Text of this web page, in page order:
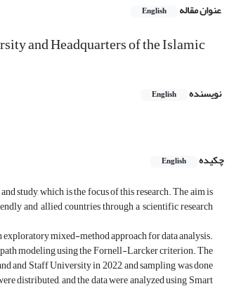
عنوان مقاله English
and Headquarters of the Islamic
نویسنده English
چکیده
English
study, which is the focus of this research. The aim is
and allied countries through a scientific research
mixed-method approach for data analysis.
modeling using the Fornell-Larcker criterion. The
and Staff University in 2022, and sampling was done
distributed, and the data were analyzed using Smart